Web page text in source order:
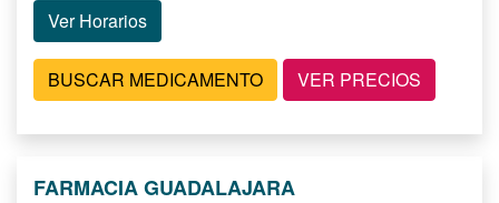
Ver Horarios
BUSCAR MEDICAMENTO VER PRECIOS
FARMACIA GUADALAJARA